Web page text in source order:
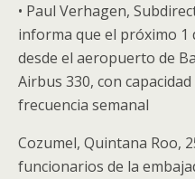
• Paul Verhagen,
informa que el próximo 1
desde el aeropuerto de
Airbus 330, con
frecuencia semanal
Cozumel, Quintana Roo,
funcionarios de la